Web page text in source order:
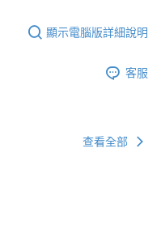
顯示電腦版詳細說明
客服
查看全部